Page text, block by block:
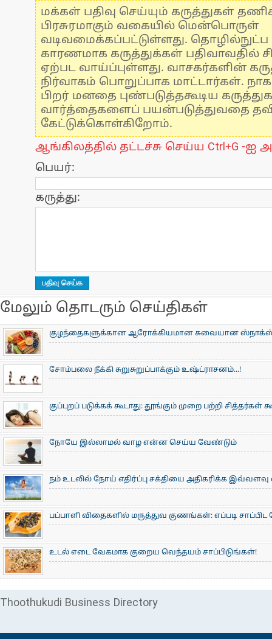
மக்கள் பதிவு செய்யும் கருத்துகள்
பிரசுரமாகும் வகையில் மென்பொருள்
வடிவமைக்கப்பட்டுள்ளது.
காரணமாக கருத்துக்கள் பதிவாவதில்
ஏற்பட வாய்ப்புள்ளது. வாசகர்களின்
நிர்வாகம் பொறுப்பாக மாட்டார்கள்.
பிறர் மனதை புண்படுத்தகூடிய
வார்த்தைகளைப் பயன்படுத்துவதை
கேட்டுக்கொள்கிறோம்.
ஆங்கிலத்தில் தட்டச்சு செய்ய Ctrl+G -ஐ
பெயர்:
கருத்து:
மேலும் தொடரும் செய்திகள்
குழந்தைகளுக்கான ஆரோக்கியமான சுவையான
சோம்பலை நீக்கி சுறுசுறுப்பாக்கும் உஷ்ட்ராசனம்...!
குப்புறப் படுக்கக் கூடாது: தூங்கும் முறை பற்றி சித்தர்கள்
நோயே இல்லாமல் வாழ என்ன செய்ய வேண்டும்
நம் உடலில் நோய் எதிர்ப்பு சக்தியை அதிகரிக்க
பப்பாளி விதைகளில் மருத்துவ குணங்கள்: ​எப்படி
உடல் எடை வேகமாக குறைய வெந்தயம் சாப்பிடுங்கள்!
Thoothukudi Business Directory